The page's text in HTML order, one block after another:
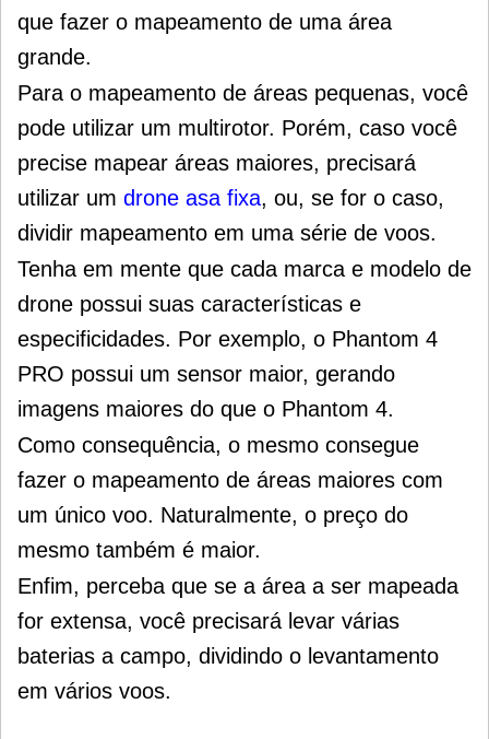
que fazer o mapeamento de uma área
grande.
Para o mapeamento de áreas pequenas, você
pode utilizar um multirotor. Porém, caso você
precise mapear áreas maiores, precisará
utilizar um drone asa fixa, ou, se for o caso,
dividir mapeamento em uma série de voos.
Tenha em mente que cada marca e modelo de
drone possui suas características e
especificidades. Por exemplo, o Phantom 4
PRO possui um sensor maior, gerando
imagens maiores do que o Phantom 4.
Como consequência, o mesmo consegue
fazer o mapeamento de áreas maiores com
um único voo. Naturalmente, o preço do
mesmo também é maior.
Enfim, perceba que se a área a ser mapeada
for extensa, você precisará levar várias
baterias a campo, dividindo o levantamento
em vários voos.